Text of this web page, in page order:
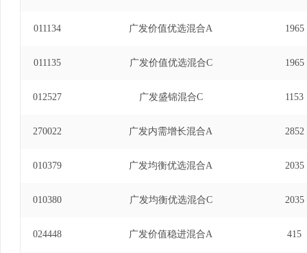
011134 广发价值优选混合A 1965
011135 广发价值优选混合C 1965
012527 广发盛锦混合C 1153
270022 广发内需增长混合A 2852
010379 广发均衡优选混合A 2035
010380 广发均衡优选混合C 2035
024448 广发价值稳进混合A 415